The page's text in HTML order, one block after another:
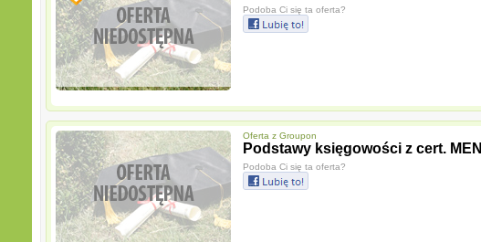
Podoba Ci się ta oferta?
Oferta z Groupon
Podstawy księgowości z cert. MEN
Podoba Ci się ta oferta?